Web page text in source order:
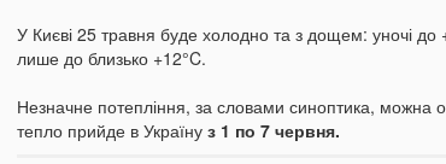
У Києві 25 травня буде холодно та з дощем: уночі до
лише до близько +12°C.
Незначне потепління, за словами синоптика, можна
тепло прийде в Україну з 1 по 7 червня.